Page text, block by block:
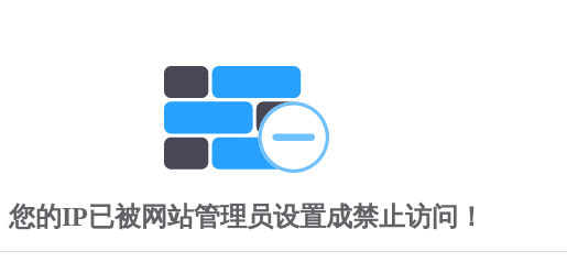
您的IP已被网站管理员设置成禁止访问！